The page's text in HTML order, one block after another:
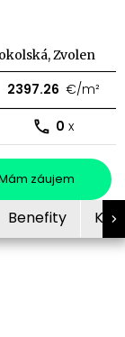
Zvolen
2397.26 €/m²
0 x
záujem
Benefity